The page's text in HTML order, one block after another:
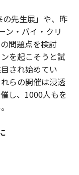
先生展」や、昨
ン・バイ・クリ
問題点を検討
を起こそうと試
され始めてい
らの開催は浸透
し、1000人もを